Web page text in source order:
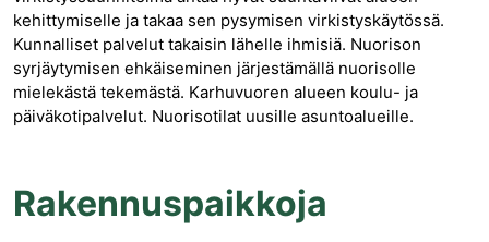
kehittymiselle ja takaa sen pysymisen virkistyskäytössä.
Kunnalliset palvelut takaisin lähelle ihmisiä. Nuorison
syrjäytymisen ehkäiseminen järjestämällä nuorisolle
mielekästä tekemästä. Karhuvuoren alueen koulu- ja
päiväkotipalvelut. Nuorisotilat uusille asuntoalueille.
Rakennuspaikkoja